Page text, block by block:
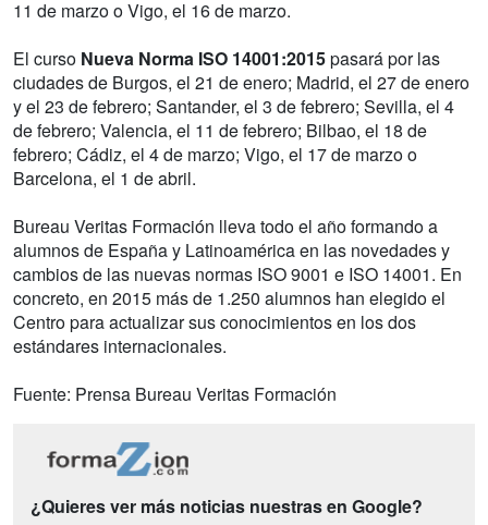
11 de marzo o Vigo, el 16 de marzo.
El curso Nueva Norma ISO 14001:2015pasará por las
ciudades de Burgos, el 21 de enero; Madrid, el 27 de enero
y el 23 de febrero; Santander, el 3 de febrero; Sevilla, el 4
de febrero; Valencia, el 11 de febrero; Bilbao, el 18 de
febrero; Cádiz, el 4 de marzo; Vigo, el 17 de marzo o
Barcelona, el 1 de abril.
Bureau Veritas Formación lleva todo el año formando a
alumnos de España y Latinoamérica en las novedades y
cambios de las nuevas normas ISO 9001 e ISO 14001. En
concreto, en 2015 más de 1.250 alumnos han elegido el
Centro para actualizar sus conocimientos en los dos
estándares internacionales.
Fuente: Prensa Bureau Veritas Formación
¿Quieres ver más noticias nuestras en Google?